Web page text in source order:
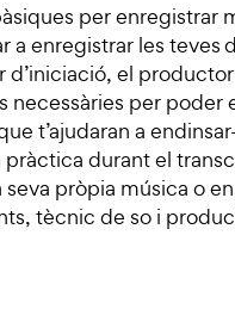
per enregistrar
a enregistrar les teves
d’iniciació, el
necessàries per
t’ajudaran a
durant el
seva pròpia música o
tècnic de so i